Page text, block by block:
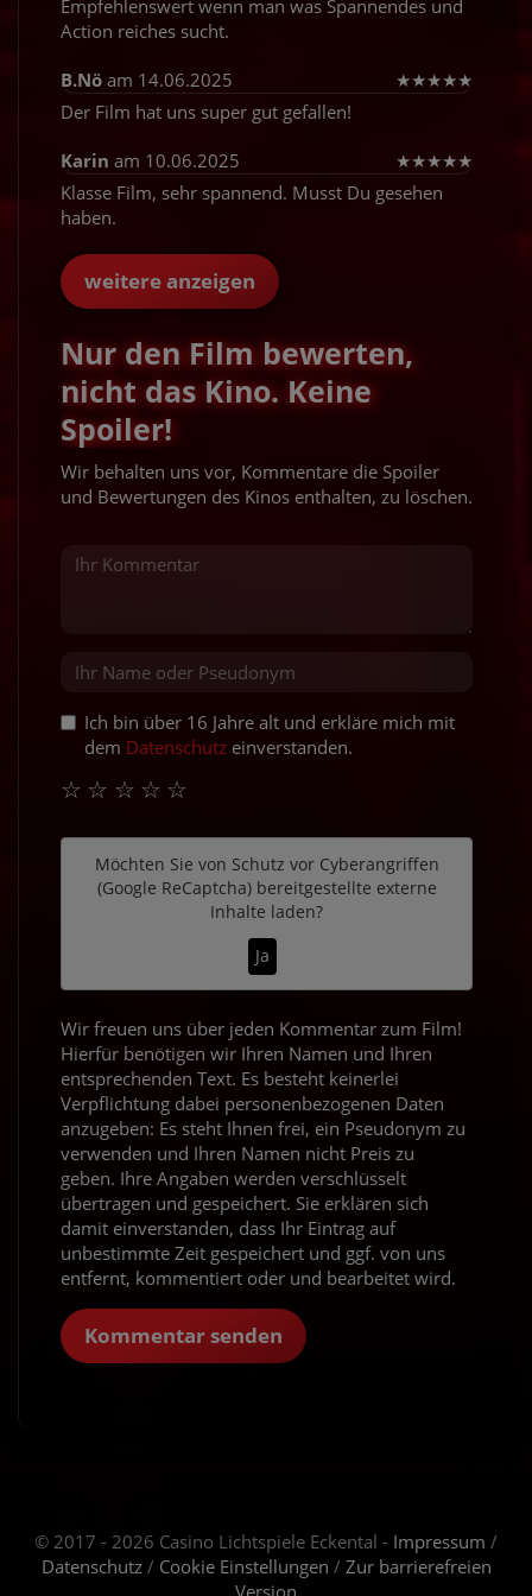
Empfehlenswert wenn man was Spannendes und
Action reiches sucht.
B.Nö am 14.06.2025 ★★★★★
Der Film hat uns super gut gefallen!
Karin am 10.06.2025 ★★★★★
Klasse Film, sehr spannend. Musst Du gesehen
haben.
weitere anzeigen
Nur den Film bewerten,
nicht das Kino. Keine
Spoiler!
Wir behalten uns vor, Kommentare die Spoiler
und Bewertungen des Kinos enthalten, zu löschen.
Ich bin über 16 Jahre alt und erkläre mich mit
dem Datenschutz einverstanden.
☆
☆
☆
☆
☆
Möchten Sie von Schutz vor Cyberangriffen
(Google ReCaptcha)bereitgestellte externe
Inhalte laden?
Ja
Wir freuen uns über jeden Kommentar zum Film!
Hierfür benötigen wir Ihren Namen und Ihren
entsprechenden Text. Es besteht keinerlei
Verpflichtung dabei personenbezogenen Daten
anzugeben: Es steht Ihnen frei, ein Pseudonym zu
verwenden und Ihren Namen nicht Preis zu
geben. Ihre Angaben werden verschlüsselt
übertragen und gespeichert. Sie erklären sich
damit einverstanden, dass Ihr Eintrag auf
unbestimmte Zeit gespeichert und ggf. von uns
entfernt, kommentiert oder und bearbeitet wird.
Kommentar senden
© 2017 - 2026 Casino Lichtspiele Eckental - Impressum /
Datenschutz/ Cookie Einstellungen / Zur barrierefreien
Version